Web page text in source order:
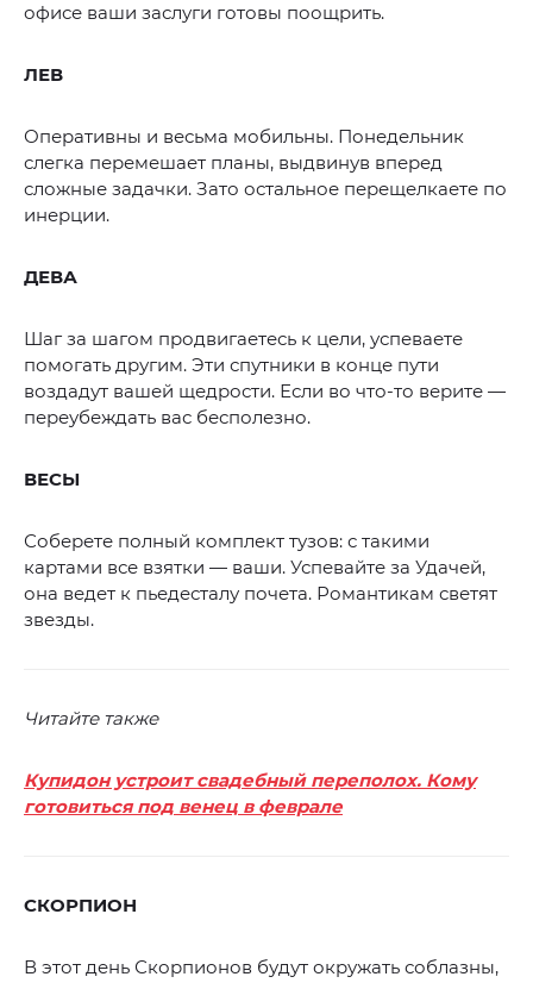
офисе ваши заслуги готовы поощрить.
ЛЕВ
Оперативны и весьма мобильны. Понедельник
слегка перемешает планы, выдвинув вперед
сложные задачки. Зато остальное перещелкаете по
инерции.
ДЕВА
Шаг за шагом продвигаетесь к цели, успеваете
помогать другим. Эти спутники в конце пути
воздадут вашей щедрости. Если во что-то верите —
переубеждать вас бесполезно.
ВЕСЫ
Соберете полный комплект тузов: с такими
картами все взятки — ваши. Успевайте за Удачей,
она ведет к пьедесталу почета. Романтикам светят
звезды.
Читайте также
Купидон устроит свадебный переполох. Кому
готовиться под венец в феврале
СКОРПИОН
В этот день Скорпионов будут окружать соблазны,